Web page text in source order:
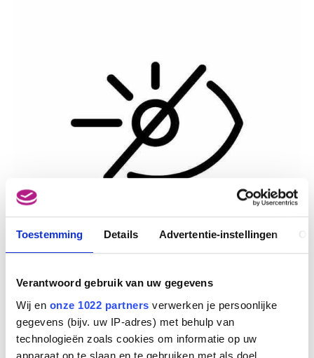
Toestemming Details Advertentie-instellingen
Verantwoord gebruik van uw gegevens
Wij en onze 1022 partners verwerken je persoonlijke
gegevens (bijv. uw IP-adres) met behulp van
technologieën zoals cookies om informatie op uw
apparaat op te slaan en te gebruiken met als doel
aan de Nederlandstalige rondleiding voor
blinden en slechtzienden in de tentoonstelling
"Dalí & Magritte.Twee iconen van het surrealisme
in dialoog".